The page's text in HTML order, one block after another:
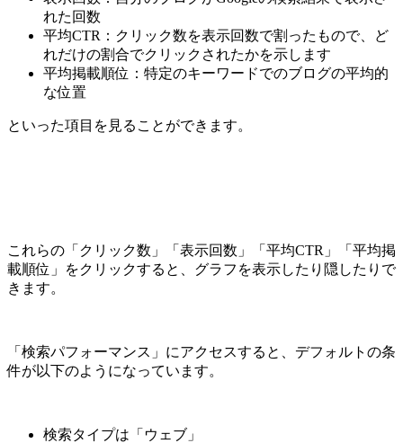
れた回数
平均CTR：クリック数を表示回数で割ったもので、ど
れだけの割合でクリックされたかを示します
平均掲載順位：特定のキーワードでのブログの平均的
な位置
といった項目を見ることができます。
これらの「クリック数」「表示回数」「平均CTR」「平均掲
載順位」をクリックすると、グラフを表示したり隠したりで
きます。
「検索パフォーマンス」にアクセスすると、デフォルトの条
件が以下のようになっています。
検索タイプは「ウェブ」